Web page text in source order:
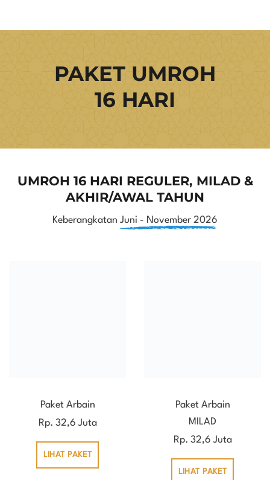
PAKET UMROH
16 HARI
UMROH 16 HARI REGULER, MILAD &
AKHIR/AWAL TAHUN
Keberangkatan Juni - November 2026
Paket Arbain
Rp. 32,6 Juta
LIHAT PAKET
Paket Arbain
MILAD
Rp. 32,6 Juta
LIHAT PAKET